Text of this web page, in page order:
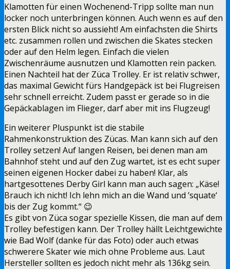
Klamotten für einen Wochenend-Tripp sollte man nun
locker noch unterbringen können. Auch wenn es auf den
ersten Blick nicht so aussieht! Am einfachsten die Shirts
etc. zusammen rollen und zwischen die Skates stecken
oder auf den Helm legen. Einfach die vielen
Zwischenräume ausnutzen und Klamotten rein packen.
Einen Nachteil hat der Züca Trolley. Er ist relativ schwer,
das maximal Gewicht fürs Handgepäck ist bei Flugreisen
sehr schnell erreicht. Zudem passt er gerade so in die
Gepäckablagen im Flieger, darf aber mit ins Flugzeug!
Ein weiterer Pluspunkt ist die stabile
Rahmenkonstruktion des Zücas. Man kann sich auf den
Trolley setzen! Auf langen Reisen, bei denen man am
Bahnhof steht und auf den Zug wartet, ist es echt super
seinen eigenen Hocker dabei zu haben! Klar, als
hartgesottenes Derby Girl kann man auch sagen: „Käse!
Brauch ich nicht! Ich lehn mich an die Wand und ’squate‘
bis der Zug kommt.“ 😉
Es gibt von Züca sogar spezielle Kissen, die man auf dem
Trolley befestigen kann. Der Trolley hällt Leichtgewichte
wie Bad Wolf (danke für das Foto) oder auch etwas
schwerere Skater wie mich ohne Probleme aus. Laut
Hersteller sollten es jedoch nicht mehr als 136kg sein.